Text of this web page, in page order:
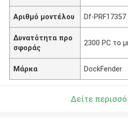
Αριθμό μοντέλου Df-PRF17357
Δυνατότητα προ
σφοράς
2300 PC το
Μάρκα DockFender
Δείτε